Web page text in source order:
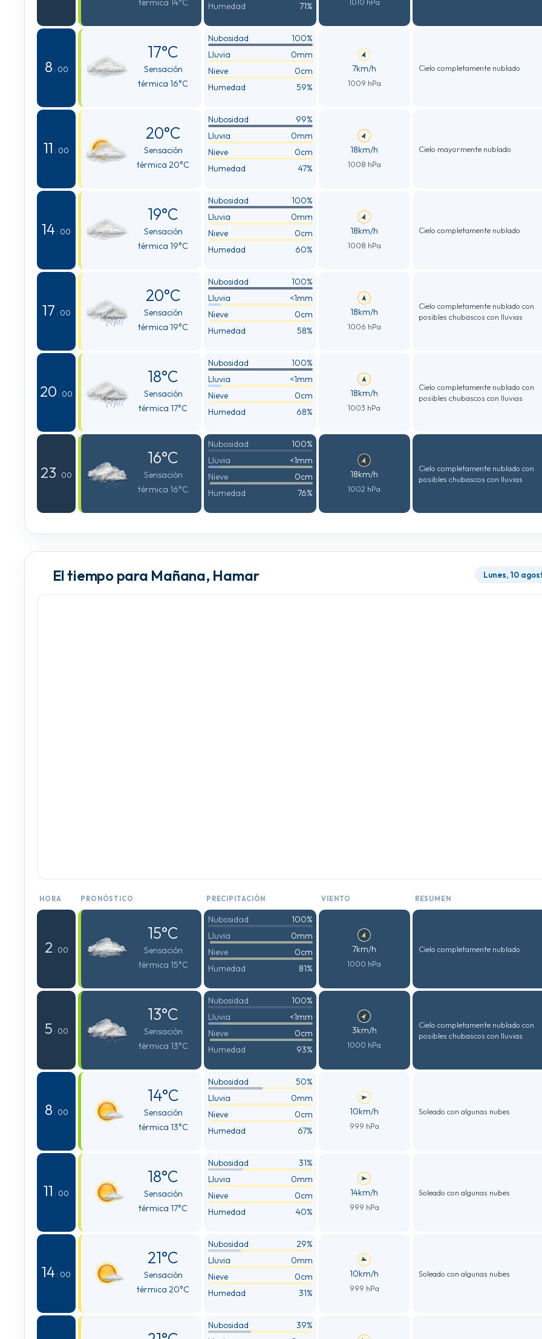
térmica 14°C
Humedad
71%
8 : 00
17°C
Sensación
térmica 16°C
Nubosidad
100%
Lluvia
0mm
Nieve
0cm
Humedad
59%
7km/h
1009 hPa
Cielo completamente nublado
11 : 00
20°C
Sensación
térmica 20°C
Nubosidad
99%
Lluvia
0mm
Nieve
0cm
Humedad
47%
18km/h
1008 hPa
Cielo mayormente nublado
14 : 00
19°C
Sensación
térmica 19°C
Nubosidad
100%
Lluvia
0mm
Nieve
0cm
Humedad
60%
18km/h
1008 hPa
Cielo completamente nublado
17 : 00
20°C
Sensación
térmica 19°C
Nubosidad
100%
Lluvia
<1mm
Nieve
0cm
Humedad
58%
18km/h
1006 hPa
Cielo completamente nublado con
posibles chubascos con lluvias
20 : 00
18°C
Sensación
térmica 17°C
Nubosidad
100%
Lluvia
<1mm
Nieve
0cm
Humedad
68%
18km/h
1003 hPa
Cielo completamente nublado con
posibles chubascos con lluvias
23 : 00
16°C
Sensación
térmica 16°C
Nubosidad
100%
Lluvia
<1mm
Nieve
0cm
Humedad
76%
18km/h
1002 hPa
Cielo completamente nublado con
posibles chubascos con lluvias
El tiempo para Mañana, Hamar Lunes, 10
HORA PRONÓSTICO PRECIPITACIÓN VIENTO RESUMEN
2 : 00
15°C
Sensación
térmica 15°C
Nubosidad
100%
Lluvia
0mm
Nieve
0cm
Humedad
81%
7km/h
1000 hPa
Cielo completamente nublado
5 : 00
13°C
Sensación
térmica 13°C
Nubosidad
100%
Lluvia
<1mm
Nieve
0cm
Humedad
93%
3km/h
1000 hPa
Cielo completamente nublado con
posibles chubascos con lluvias
8 : 00
14°C
Sensación
térmica 13°C
Nubosidad
50%
Lluvia
0mm
Nieve
0cm
Humedad
67%
10km/h
999 hPa
Soleado con algunas nubes
11 : 00
18°C
Sensación
térmica 17°C
Nubosidad
31%
Lluvia
0mm
Nieve
0cm
Humedad
40%
14km/h
999 hPa
Soleado con algunas nubes
14 : 00
21°C
Sensación
térmica 20°C
Nubosidad
29%
Lluvia
0mm
Nieve
0cm
Humedad
31%
10km/h
999 hPa
Soleado con algunas nubes
Nubosidad
39%